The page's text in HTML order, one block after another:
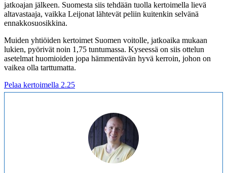
jatkoajan jälkeen. Suomesta siis tehdään tuolla kertoimella lievä
altavastaaja, vaikka Leijonat lähtevät peliin kuitenkin selvänä
ennakkosuosikkina.
Muiden yhtiöiden kertoimet Suomen voitolle, jatkoaika mukaan
lukien, pyörivät noin 1,75 tuntumassa. Kyseessä on siis ottelun
asetelmat huomioiden jopa hämmentävän hyvä kerroin, johon on
vaikea olla tarttumatta.
Pelaa kertoimella 2.25